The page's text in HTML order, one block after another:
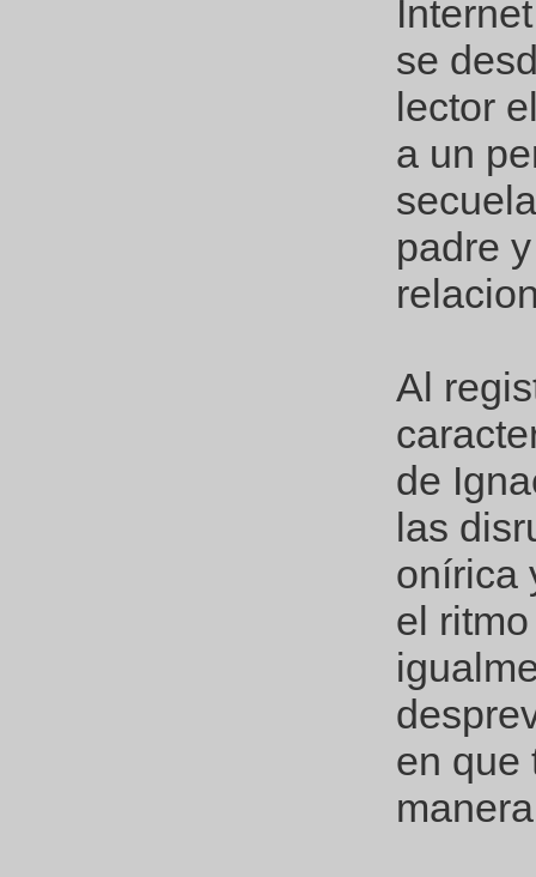
se
lector
a un
padre
Al
de
las
onírica
el
en que